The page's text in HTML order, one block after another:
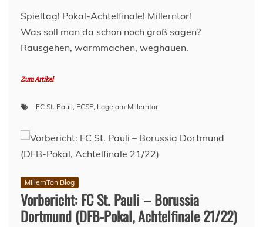
Spieltag! Pokal-Achtelfinale! Millerntor!
Was soll man da schon noch groß sagen?
Rausgehen, warmmachen, weghauen.
Zum Artikel
FC St. Pauli, FCSP, Lage am Millerntor
MillernTon Blog
Vorbericht: FC St. Pauli – Borussia
Dortmund (DFB-Pokal, Achtelfinale 21/22)